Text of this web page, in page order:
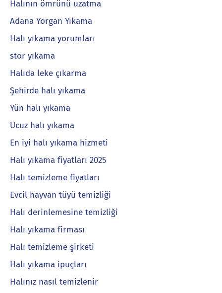
Halının ömrünü uzatma
Adana Yorgan Yıkama
Halı yıkama yorumları
stor yıkama
Halıda leke çıkarma
Şehirde halı yıkama
Yün halı yıkama
Ucuz halı yıkama
En iyi halı yıkama hizmeti
Halı yıkama fiyatları 2025
Halı temizleme fiyatları
Evcil hayvan tüyü temizliği
Halı derinlemesine temizliği
Halı yıkama firması
Halı temizleme şirketi
Halı yıkama ipuçları
Halınız nasıl temizlenir